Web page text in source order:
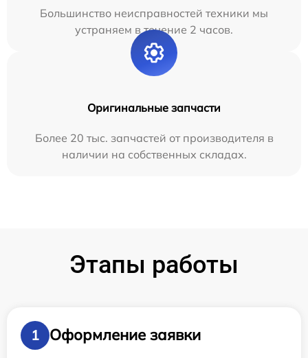
Большинство неисправностей техники мы
устраняем в течение 2 часов.
Оригинальные запчасти
Более 20 тыс. запчастей от производителя в
наличии на собственных складах.
Этапы работы
1
Оформление заявки